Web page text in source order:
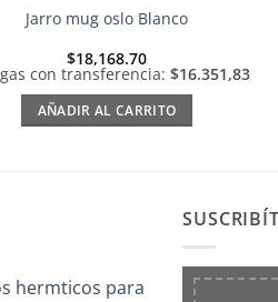
Jarro mug oslo Blanco
$18,168.70
con transferencia: $16.351,83
AÑADIR AL CARRITO
hermticos para